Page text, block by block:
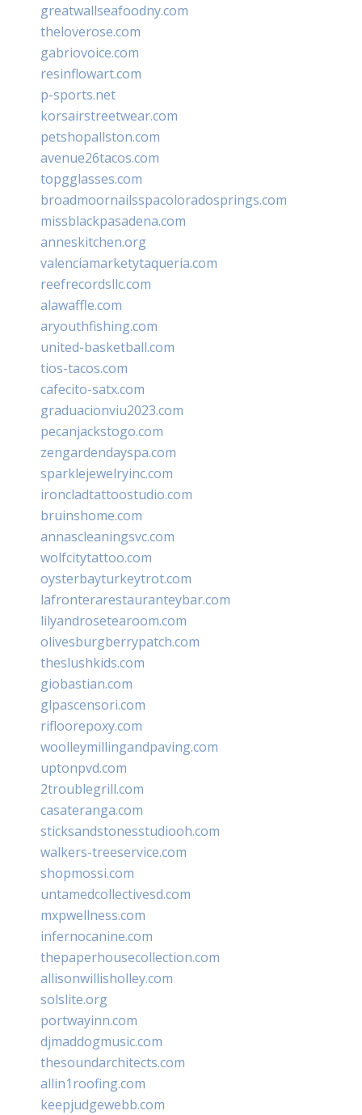
greatwallseafoodny.com
theloverose.com
gabriovoice.com
resinflowart.com
p-sports.net
korsairstreetwear.com
petshopallston.com
avenue26tacos.com
topgglasses.com
broadmoornailsspacoloradosprings.com
missblackpasadena.com
anneskitchen.org
valenciamarketytaqueria.com
reefrecordsllc.com
alawaffle.com
aryouthfishing.com
united-basketball.com
tios-tacos.com
cafecito-satx.com
graduacionviu2023.com
pecanjackstogo.com
zengardendayspa.com
sparklejewelryinc.com
ironcladtattoostudio.com
bruinshome.com
annascleaningsvc.com
wolfcitytattoo.com
oysterbayturkeytrot.com
lafronterarestauranteybar.com
lilyandrosetearoom.com
olivesburgberrypatch.com
theslushkids.com
giobastian.com
glpascensori.com
rifloorepoxy.com
woolleymillingandpaving.com
uptonpvd.com
2troublegrill.com
casateranga.com
sticksandstonesstudiooh.com
walkers-treeservice.com
shopmossi.com
untamedcollectivesd.com
mxpwellness.com
infernocanine.com
thepaperhousecollection.com
allisonwillisholley.com
solslite.org
portwayinn.com
djmaddogmusic.com
thesoundarchitects.com
allin1roofing.com
keepjudgewebb.com